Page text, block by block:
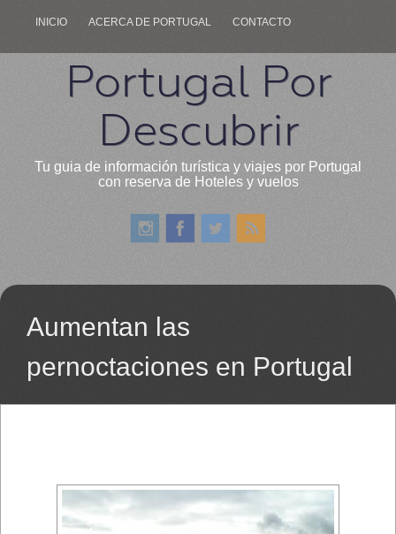
INICIO ACERCA DE PORTUGAL CONTACTO
Portugal Por
Descubrir
Tu guia de información turística y viajes por Portugal
con reserva de Hoteles y vuelos
Aumentan las
pernoctaciones en Portugal